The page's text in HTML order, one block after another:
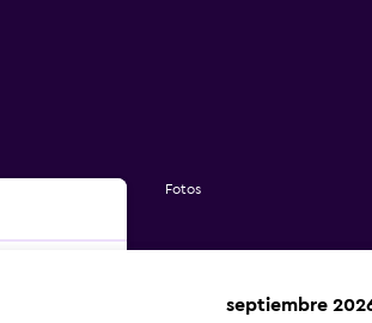
Fotos
septiembre